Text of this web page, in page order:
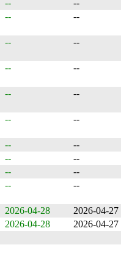
--
--
-- --
-- --
-- --
-- --
-- --
--
--
--
--
--
--
-- --
2026-04-28
2026-04-27
2026-04-28 2026-04-27